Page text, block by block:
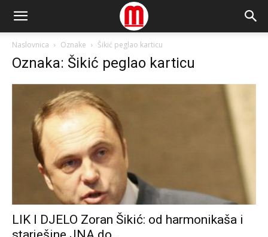
Naslovnica Oznake Šikić peglao karticu
Oznaka: Šikić peglao karticu
LIK I DJELO Zoran Šikić: od harmonikaša i